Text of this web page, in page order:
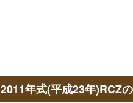
2011年式(平成23年)RCZ